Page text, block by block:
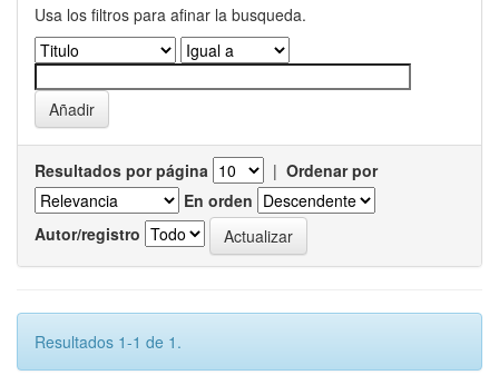
Usa los filtros para afinar la busqueda.
Resultados por página | Ordenar por
En orden
Autor/registro
Resultados 1-1 de 1.